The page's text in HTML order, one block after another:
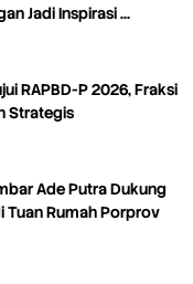
Jadi Inspirasi …
RAPBD-P 2026, Fraksi
Strategis
Ade Putra Dukung
Tuan Rumah Porprov